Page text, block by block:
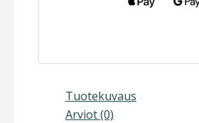
Tuotekuvaus
Arviot (0)